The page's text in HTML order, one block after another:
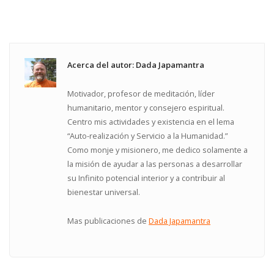
Acerca del autor: Dada Japamantra
Motivador, profesor de meditación, líder
humanitario, mentor y consejero espiritual.
Centro mis actividades y existencia en el lema
“Auto-realización y Servicio a la Humanidad.”
Como monje y misionero, me dedico solamente a
la misión de ayudar a las personas a desarrollar
su Infinito potencial interior y a contribuir al
bienestar universal.
Mas publicaciones deDada Japamantra